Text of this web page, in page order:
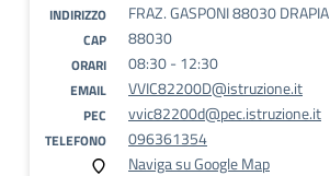
INDIRIZZO FRAZ. GASPONI 88030 DRAPIA
CAP 88030
ORARI 08:30 - 12:30
EMAIL VVIC82200D@istruzione.it
PEC vvic82200d@pec.istruzione.it
TELEFONO
096361354
Naviga su Google Map